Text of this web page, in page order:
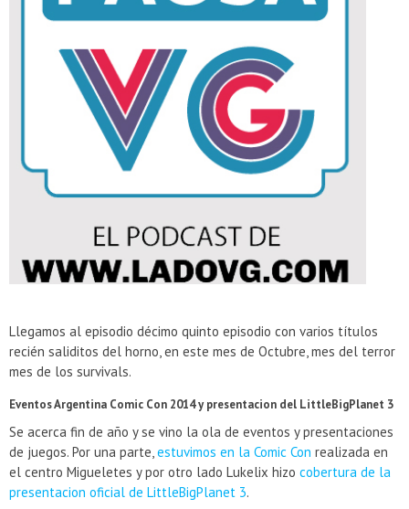
Llegamos al episodio décimo quinto episodio con varios títulos
recién saliditos del horno, en este mes de Octubre, mes del terror
mes de los survivals.
Eventos Argentina Comic Con 2014 y presentacion del LittleBigPlanet 3
Se acerca fin de año y se vino la ola de eventos y presentaciones
de juegos. Por una parte,estuvimos en la Comic Con realizada en
el centro Migueletes y por otro lado Lukelix hizo cobertura de la
presentacion oficial de LittleBigPlanet 3.